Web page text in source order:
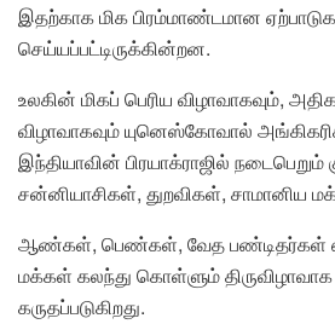
இதற்காக மிக பிரம்மாண்டமான
செய்யப்பட்டிருக்கின்றன.
உலகின் மிகப் பெரிய விழாவாகவும்,
விழாவாகவும் யுனெஸ்கோவால்
இந்தியாவின் பிரயாக்ராஜில்
சன்னியாசிகள், துறவிகள், சாமானிய
ஆண்கள், பெண்கள், வேத பண்டிதர்கள்
மக்கள் கலந்து கொள்ளும்
கருதப்படுகிறது.